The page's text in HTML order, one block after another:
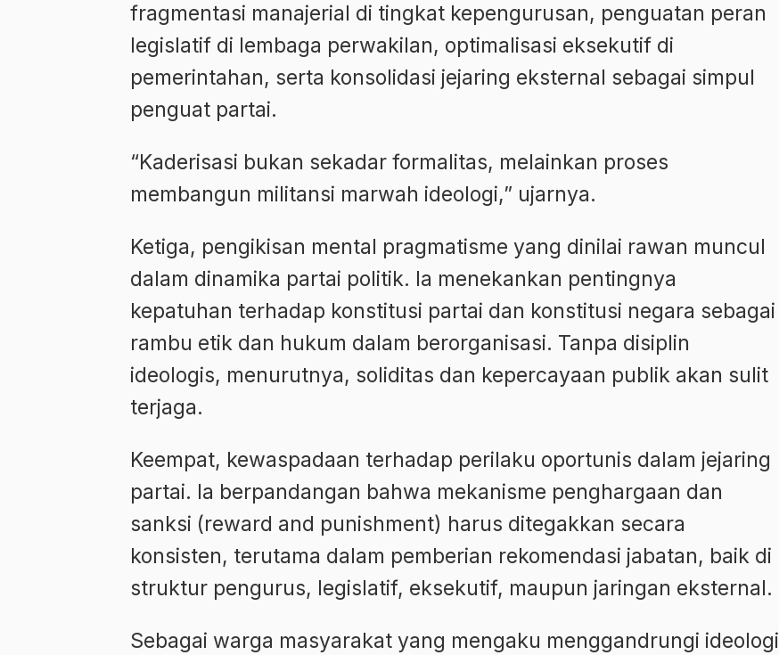
fragmentasi manajerial di tingkat kepengurusan, penguatan peran
legislatif di lembaga perwakilan, optimalisasi eksekutif di
pemerintahan, serta konsolidasi jejaring eksternal sebagai simpul
penguat partai.
“Kaderisasi bukan sekadar formalitas, melainkan proses
membangun militansi marwah ideologi,” ujarnya.
Ketiga, pengikisan mental pragmatisme yang dinilai rawan muncul
dalam dinamika partai politik. Ia menekankan pentingnya
kepatuhan terhadap konstitusi partai dan konstitusi negara sebagai
rambu etik dan hukum dalam berorganisasi. Tanpa disiplin
ideologis, menurutnya, soliditas dan kepercayaan publik akan sulit
terjaga.
Keempat, kewaspadaan terhadap perilaku oportunis dalam jejaring
partai. Ia berpandangan bahwa mekanisme penghargaan dan
sanksi (reward and punishment) harus ditegakkan secara
konsisten, terutama dalam pemberian rekomendasi jabatan, baik di
struktur pengurus, legislatif, eksekutif, maupun jaringan eksternal.
Sebagai warga masyarakat yang mengaku menggandrungi ideologi